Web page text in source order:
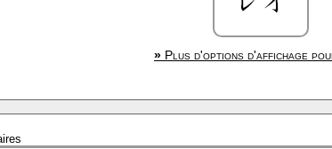
» Plus d'options d'affichage